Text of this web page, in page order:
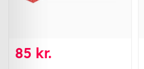
85 kr.